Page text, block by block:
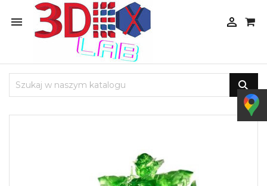
 
